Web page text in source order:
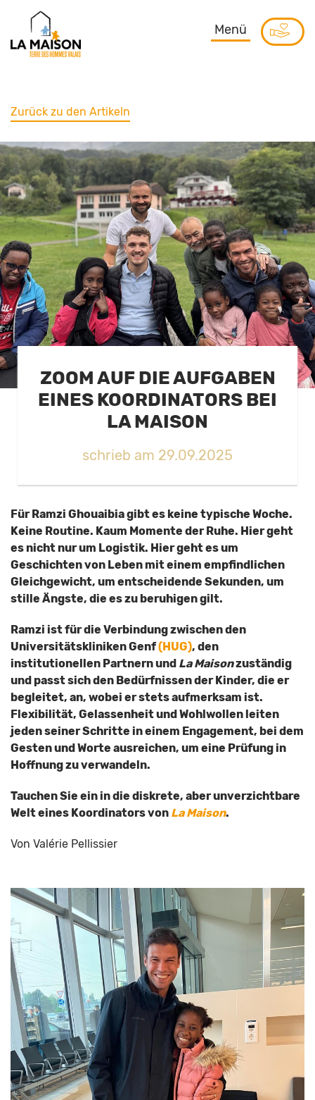
Menü
Zurück zu den Artikeln
ZOOM AUF DIE AUFGABEN
EINES KOORDINATORS BEI
LA MAISON
schrieb am 29.09.2025
Für Ramzi Ghouaibia gibt es keine typische Woche.
Keine Routine. Kaum Momente der Ruhe. Hier geht
es nicht nur um Logistik. Hier geht es um
Geschichten von Leben mit einem empfindlichen
Gleichgewicht, um entscheidende Sekunden, um
stille Ängste, die es zu beruhigen gilt.
Ramzi ist für die Verbindung zwischen den
Universitätskliniken Genf(HUG), den
institutionellen Partnern und La Maisonzuständig
und passt sich den Bedürfnissen der Kinder, die er
begleitet, an, wobei er stets aufmerksam ist.
Flexibilität, Gelassenheit und Wohlwollen leiten
jeden seiner Schritte in einem Engagement, bei dem
Gesten und Worte ausreichen, um eine Prüfung in
Hoffnung zu verwandeln.
Tauchen Sie ein in die diskrete, aber unverzichtbare
Welt eines Koordinators von La Maison.
Von Valérie Pellissier